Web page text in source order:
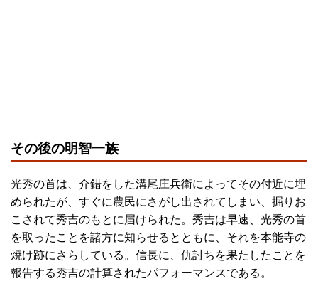
その後の明智一族
光秀の首は、介錯をした溝尾庄兵衛によってその付近に埋
められたが、すぐに農民にさがし出されてしまい、掘りお
こされて秀吉のもとに届けられた。秀吉は早速、光秀の首
を取ったことを諸方に知らせるとともに、それを本能寺の
焼け跡にさらしている。信長に、仇討ちを果たしたことを
報告する秀吉の計算されたパフォーマンスである。